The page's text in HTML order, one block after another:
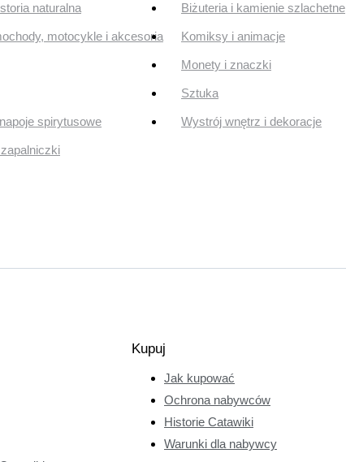
naturalna Biżuteria i kamienie szlachetne
motocykle i akcesoria Komiksy i animacje
Monety i znaczki
Sztuka
spirytusowe Wystrój wnętrz i dekoracje
Kupuj
Jak kupować
Ochrona nabywców
Historie Catawiki
Warunki dla nabywcy